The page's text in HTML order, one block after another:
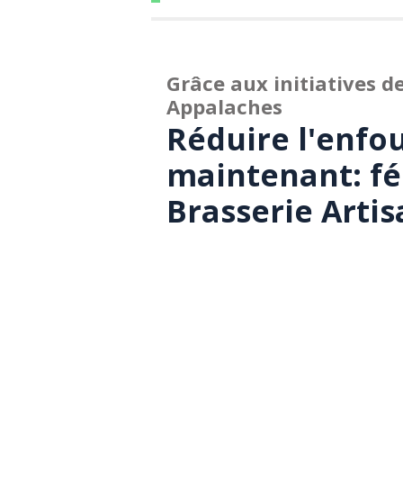
Grâce aux initiatives
Appalaches
Réduire
maintenant:
Brasserie